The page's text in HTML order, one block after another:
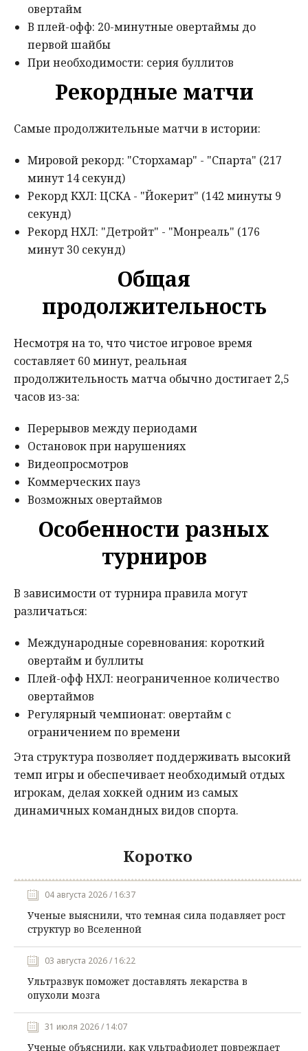
овертайм
В плей-офф: 20-минутные овертаймы до
первой шайбы
При необходимости: серия буллитов
Рекордные матчи
Самые продолжительные матчи в истории:
Мировой рекорд: "Сторхамар" - "Спарта" (217
минут 14 секунд)
Рекорд КХЛ: ЦСКА - "Йокерит" (142 минуты 9
секунд)
Рекорд НХЛ: "Детройт" - "Монреаль" (176
минут 30 секунд)
Общая
продолжительность
Несмотря на то, что чистое игровое время
составляет 60 минут, реальная
продолжительность матча обычно достигает 2,5
часов из-за:
Перерывов между периодами
Остановок при нарушениях
Видеопросмотров
Коммерческих пауз
Возможных овертаймов
Особенности разных
турниров
В зависимости от турнира правила могут
различаться:
Международные соревнования: короткий
овертайм и буллиты
Плей-офф НХЛ: неограниченное количество
овертаймов
Регулярный чемпионат: овертайм с
ограничением по времени
Эта структура позволяет поддерживать высокий
темп игры и обеспечивает необходимый отдых
игрокам, делая хоккей одним из самых
динамичных командных видов спорта.
Коротко
04 августа 2026 / 16:37
Ученые выяснили, что темная сила подавляет рост
структур во Вселенной
03 августа 2026 / 16:22
Ультразвук поможет доставлять лекарства в
опухоли мозга
31 июля 2026 / 14:07
Ученые объяснили, как ультрафиолет повреждает